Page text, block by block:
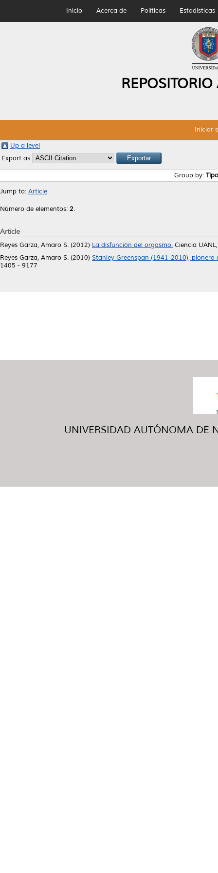
Inicio Acerca de Políticas Estadísticas
Iniciar
Up a level
Export as
Group by:
Jump to: Article
Número de elementos: 2.
Article
Reyes Garza, Amaro S. (2012) La disfunción del orgasmo. Ciencia
Reyes Garza, Amaro S. (2010) Stanley Greenspan (1941-2010),
1405 - 9177
UNIVERSIDAD AUTÓNOMA DE